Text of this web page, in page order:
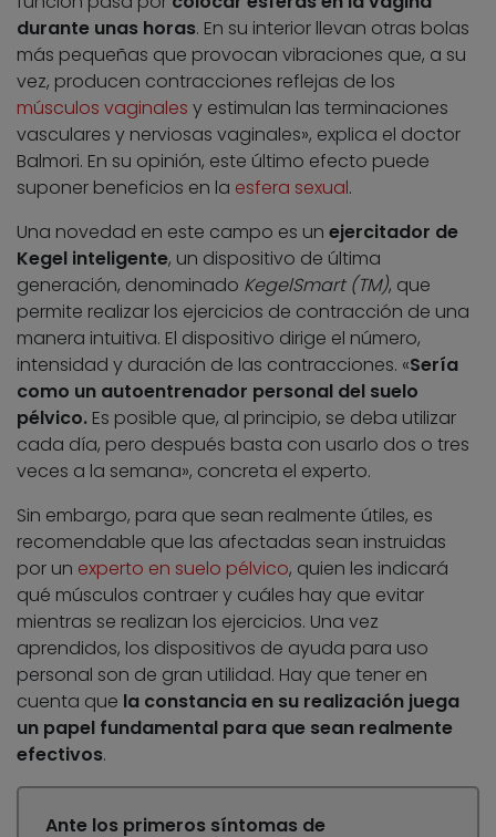
durante unas horas. En su interior llevan otras bolas
más pequeñas que provocan vibraciones que, a su
vez, producen contracciones reflejas de los
músculos vaginales y estimulan las terminaciones
vasculares y nerviosas vaginales», explica el doctor
Balmori. En su opinión, este último efecto puede
suponer beneficios en la esfera sexual.
Una novedad en este campo es un ejercitador de
Kegel inteligente, un dispositivo de última
generación, denominado KegelSmart (TM), que
permite realizar los ejercicios de contracción de una
manera intuitiva. El dispositivo dirige el número,
intensidad y duración de las contracciones. «Sería
como un autoentrenador personal del suelo
pélvico. Es posible que, al principio, se deba utilizar
cada día, pero después basta con usarlo dos o tres
veces a la semana», concreta el experto.
Sin embargo, para que sean realmente útiles, es
recomendable que las afectadas sean instruidas
por un experto en suelo pélvico, quien les indicará
qué músculos contraer y cuáles hay que evitar
mientras se realizan los ejercicios. Una vez
aprendidos, los dispositivos de ayuda para uso
personal son de gran utilidad. Hay que tener en
cuenta que la constancia en su realización juega
un papel fundamental para que sean realmente
efectivos.
Ante los primeros síntomas de